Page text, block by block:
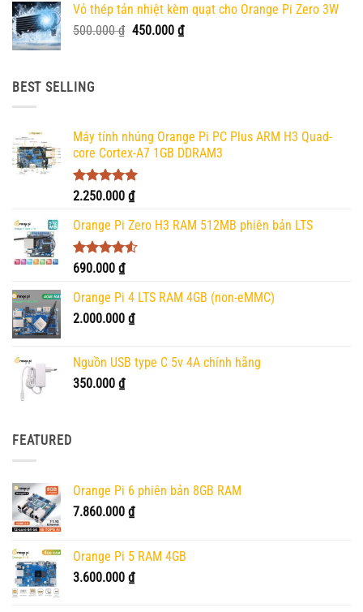
Vỏ thép tản nhiệt kèm quạt cho Orange Pi Zero 3W
500.000₫ Giá
450.000 ₫Giá
BEST SELLING
Máy tính nhúng Orange Pi PC Plus ARM H3 Quad-
core Cortex-A7 1GB DDRAM3
Được xếp
5 sao
2.250.000 ₫
Orange Pi Zero H3 RAM 512MB phiên bản LTS
Được xếp
4.50
5 sao
690.000 ₫
Orange Pi 4 LTS RAM 4GB (non-eMMC)
2.000.000 ₫
Nguồn USB type C 5v 4A chính hãng
350.000 ₫
FEATURED
Orange Pi 6 phiên bản 8GB RAM
7.860.000 ₫
Orange Pi 5 RAM 4GB
3.600.000 ₫